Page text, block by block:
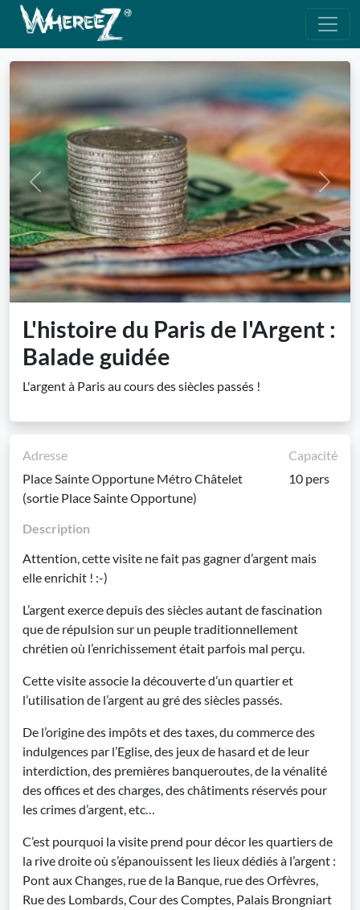
Previous Next
L'histoire du Paris de l'Argent :
Balade guidée
L'argent à Paris au cours des siècles passés !
Adresse
Place Sainte Opportune Métro Châtelet
(sortie Place Sainte Opportune)
Capacité
10 pers
Description
Attention, cette visite ne fait pas gagner d’argent mais
elle enrichit ! :-)
L’argent exerce depuis des siècles autant de fascination
que de répulsion sur un peuple traditionnellement
chrétien où l’enrichissement était parfois mal perçu.
Cette visite associe la découverte d’un quartier et
l’utilisation de l’argent au gré des siècles passés.
De l’origine des impôts et des taxes, du commerce des
indulgences par l’Eglise, des jeux de hasard et de leur
interdiction, des premières banqueroutes, de la vénalité
des offices et des charges, des châtiments réservés pour
les crimes d’argent, etc…
C’est pourquoi la visite prend pour décor les quartiers de
la rive droite où s’épanouissent les lieux dédiés à l’argent :
Pont aux Changes, rue de la Banque, rue des Orfèvres,
Rue des Lombards, Cour des Comptes, Palais Brongniart